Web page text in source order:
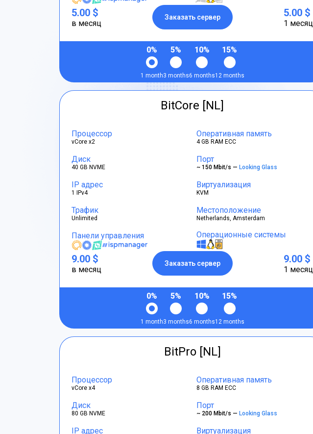
5.00 $
в месяц
Заказать сервер 5.00 $
1 месяц
0%
1 month
5%
3 months
10%
6 months
15%
12 months
BitCore [NL]
Процессор
vCore x2
Оперативная память
4 GB RAM ECC
Диск
40 GB NVME
Порт
~ 150 Mbit/s — Looking Glass
IP адрес
1 IPv4
Виртуализация
KVM
Трафик
Unlimited
Местоположение
Netherlands, Amsterdam
Панели управления Операционные системы
9.00 $
в месяц
Заказать сервер 9.00 $
1 месяц
0%
1 month
5%
3 months
10%
6 months
15%
12 months
BitPro [NL]
Процессор
vCore x4
Оперативная память
8 GB RAM ECC
Диск
80 GB NVME
Порт
~ 200 Mbit/s — Looking Glass
IP адрес Виртуализация